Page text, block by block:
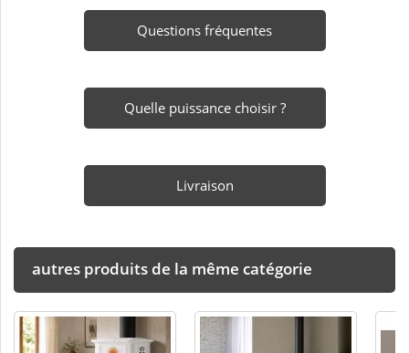
Questions fréquentes
Quelle puissance choisir ?
Livraison
autres produits de la même catégorie